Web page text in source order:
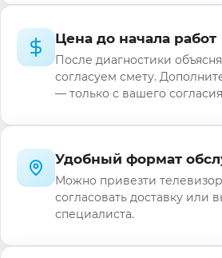
Цена до начала работ
После диагностики
согласуем смету.
— только с вашего
Удобный формат
Можно привезти
согласовать доставку или
специалиста.